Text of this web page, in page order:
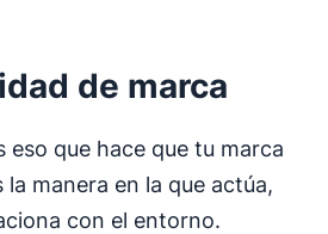
de marca
eso que hace que tu marca
la manera en la que actúa,
con el entorno.